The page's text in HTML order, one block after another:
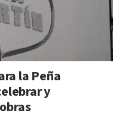
la Peña
y